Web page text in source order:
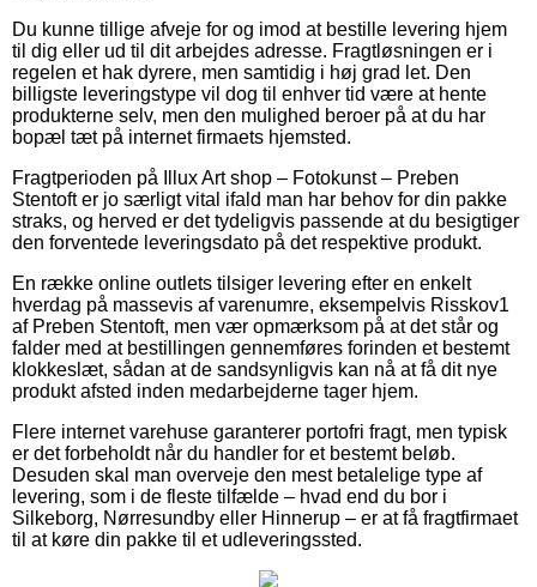
Du kunne tillige afveje for og imod at bestille levering hjem
til dig eller ud til dit arbejdes adresse. Fragtløsningen er i
regelen et hak dyrere, men samtidig i høj grad let. Den
billigste leveringstype vil dog til enhver tid være at hente
produkterne selv, men den mulighed beroer på at du har
bopæl tæt på internet firmaets hjemsted.
Fragtperioden på Illux Art shop – Fotokunst – Preben
Stentoft er jo særligt vital ifald man har behov for din pakke
straks, og herved er det tydeligvis passende at du besigtiger
den forventede leveringsdato på det respektive produkt.
En række online outlets tilsiger levering efter en enkelt
hverdag på massevis af varenumre, eksempelvis Risskov1
af Preben Stentoft, men vær opmærksom på at det står og
falder med at bestillingen gennemføres forinden et bestemt
klokkeslæt, sådan at de sandsynligvis kan nå at få dit nye
produkt afsted inden medarbejderne tager hjem.
Flere internet varehuse garanterer portofri fragt, men typisk
er det forbeholdt når du handler for et bestemt beløb.
Desuden skal man overveje den mest betalelige type af
levering, som i de fleste tilfælde – hvad end du bor i
Silkeborg, Nørresundby eller Hinnerup – er at få fragtfirmaet
til at køre din pakke til et udleveringssted.